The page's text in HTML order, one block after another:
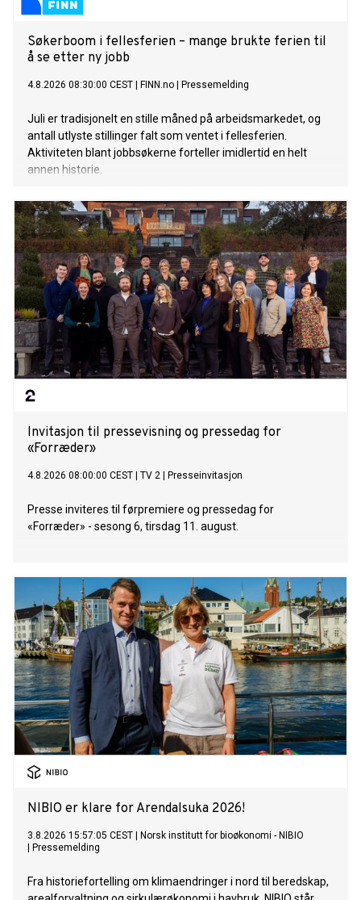
Søkerboom i fellesferien – mange brukte ferien til
å se etter ny jobb
4.8.2026 08:30:00 CEST FINN.no Pressemelding
Juli er tradisjonelt en stille måned på arbeidsmarkedet, og
antall utlyste stillinger falt som ventet i fellesferien.
Aktiviteten blant jobbsøkerne forteller imidlertid en helt
annen historie.
Invitasjon til pressevisning og pressedag for
«Forræder»
4.8.2026 08:00:00 CEST TV 2 Presseinvitasjon
Presse inviteres til førpremiere og pressedag for
«Forræder» - sesong 6, tirsdag 11. august.
NIBIO er klare for Arendalsuka 2026!
3.8.2026 15:57:05 CEST
Norsk institutt for bioøkonomi - NIBIO
Pressemelding
Fra historiefortelling om klimaendringer i nord til beredskap,